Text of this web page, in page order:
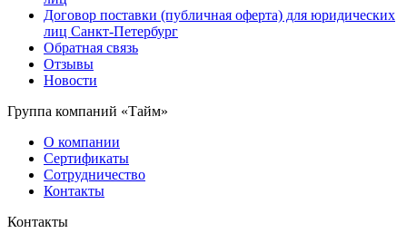
Договор поставки (публичная оферта) для юридических
лиц Санкт-Петербург
Обратная связь
Отзывы
Новости
Группа компаний «Тайм»
О компании
Сертификаты
Сотрудничество
Контакты
Контакты